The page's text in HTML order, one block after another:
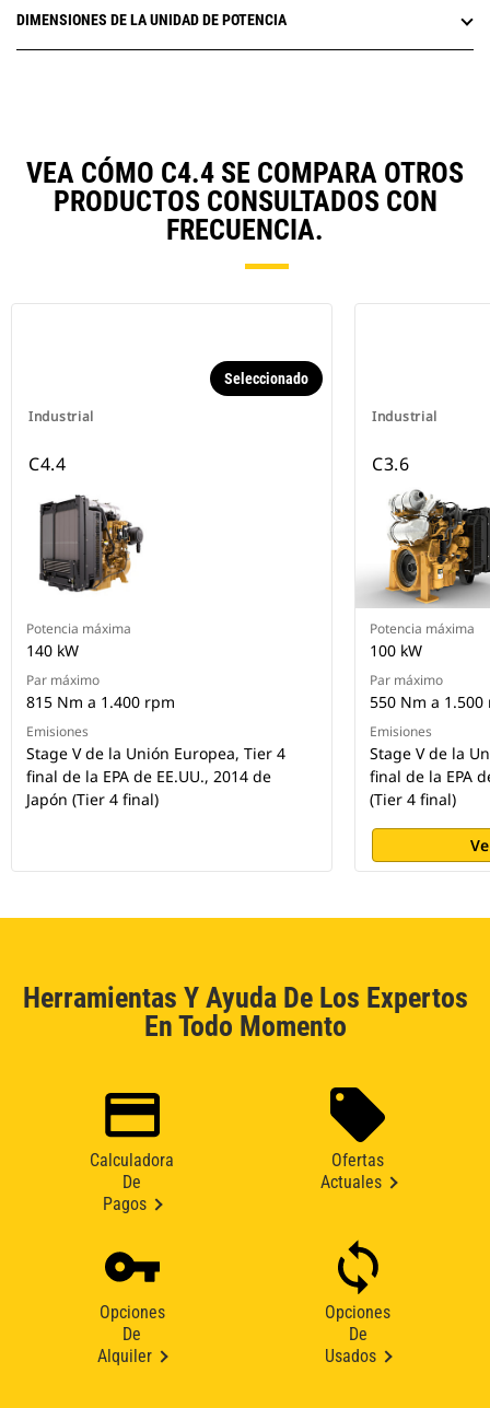
DIMENSIONES DE LA UNIDAD DE POTENCIA
VEA CÓMO C4.4 SE COMPARA OTROS
PRODUCTOS CONSULTADOS CON
FRECUENCIA.
Industrial
Seleccionado
C4.4
Potencia máxima
140 kW
Par máximo
815 Nm a 1.400 rpm
Emisiones
Stage V de la Unión Europea, Tier 4
final de la EPA de EE.UU., 2014 de
Japón (Tier 4 final)
Industrial
C3.6
Potencia máxima
100 kW
Par máximo
550 Nm a 1.500
Emisiones
Stage V de la
final de la EPA
(Tier 4 final)
Herramientas Y Ayuda De Los Expertos
En Todo Momento
Calculadora
De
Pagos
Ofertas
Actuales
Opciones
De
Alquiler
Opciones
De
Usados